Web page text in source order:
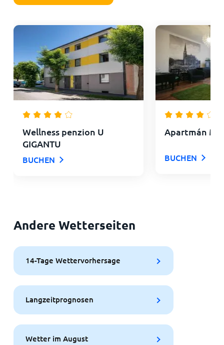
Wellness penzion U
GIGANTU
BUCHEN
Apartmán
BUCHEN
Andere Wetterseiten
14-Tage Wettervorhersage
Langzeitprognosen
Wetter im August